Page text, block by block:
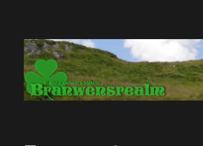
Branwensrealm.com